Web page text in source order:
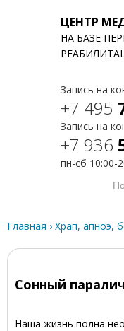
ЦЕНТР
НА БАЗЕ
Запись на
+7 495
Запись на
+7 936
пн-сб 10:00-
Главная › Храп, апноэ,
Сонный паралич
Наша жизнь полна